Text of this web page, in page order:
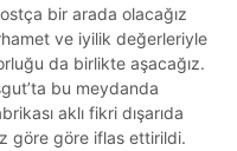
bir arada olacağız
ve iyilik değerleriyle
da birlikte aşacağız.
bu meydanda
aklı fikri dışarıda
göre göre iflas ettirildi.